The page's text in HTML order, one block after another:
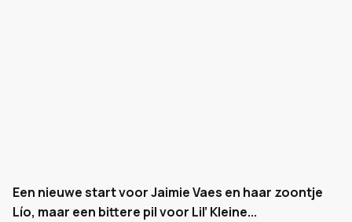
Een nieuwe start voor Jaimie Vaes en haar zoontje
Lío, maar een bittere pil voor Lil’ Kleine...